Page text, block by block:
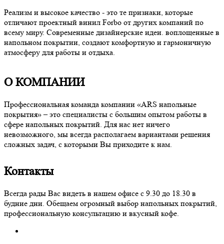
Реализм и высокое качество - это те признаки, которые
отличают проектный винил Forbo от других компаний по
всему миру. Современные дизайнерские идеи. воплощенные в
напольном покрытии, создают комфортную и гармоничную
атмосферу для работы и отдыха.
О КОМПАНИИ
Профессиональная команда компании «ARS напольные
покрытия» – это специалисты с большим опытом работы в
сфере напольных покрытий. Для нас нет ничего
невозможного, мы всегда располагаем вариантами решения
сложных задач, с которыми Вы приходите к нам.
Контакты
Всегда рады Вас видеть в нашем офисе с 9.30 до 18.30 в
будние дни. Обещаем огромный выбор напольных покрытий,
профессиональную консультацию и вкусный кофе.